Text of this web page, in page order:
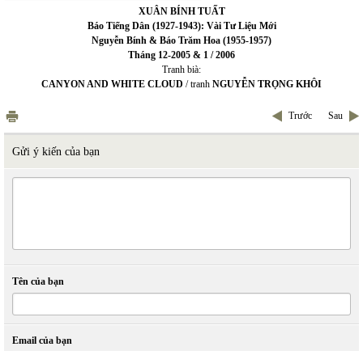
XUÂN BÍNH TUẤT
Báo Tiếng Dân (1927-1943): Vài Tư Liệu Mới
Nguyễn Bính & Báo Trăm Hoa (1955-1957)
Tháng 12-2005 & 1 / 2006
Tranh bià:
CANYON AND WHITE CLOUD / tranh NGUYỄN TRỌNG KHÔI
Trước Sau
Gửi ý kiến của bạn
Tên của bạn
Email của bạn